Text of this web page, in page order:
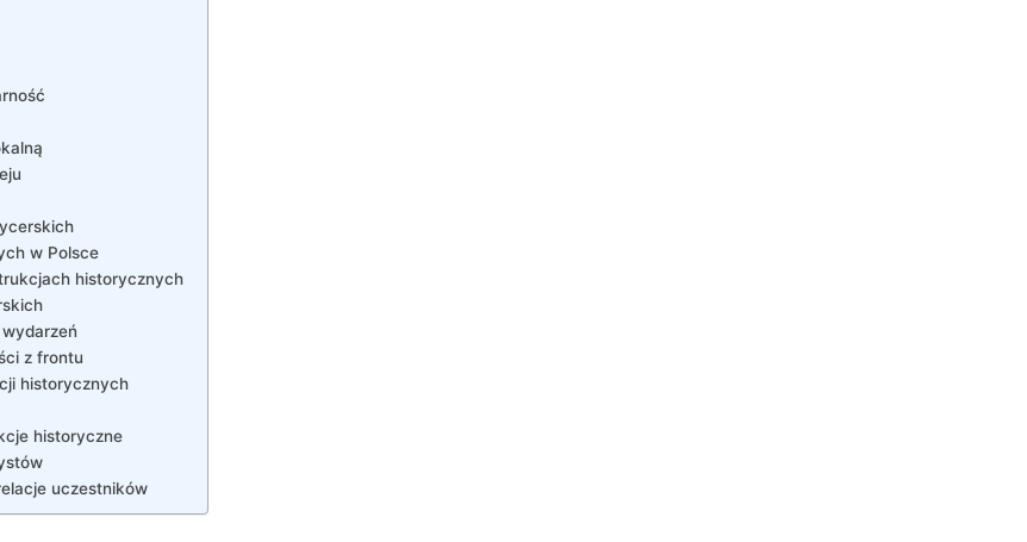
⁢w Polsce
historycznych
z frontu
historycznych
historyczne
⁣uczestników